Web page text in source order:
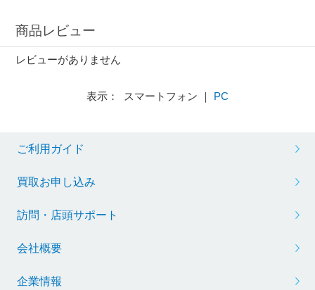
商品レビュー
レビューがありません
表示： スマートフォン ｜ PC
ご利用ガイド
買取お申し込み
訪問・店頭サポート
会社概要
企業情報